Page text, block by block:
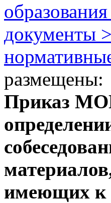
документы
размещены:
Приказ
имеющих к